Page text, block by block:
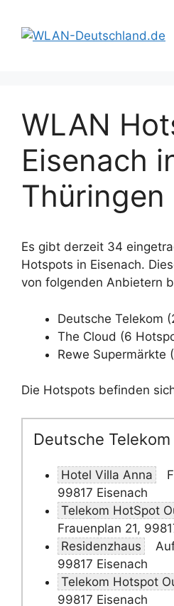
Inhalt
springen
WLAN
Eisenach
Thüringen
Es gibt derzeit 34
Hotspots in Eisenach.
von folgenden Anbietern
Deutsche Telekom
The Cloud (6
Rewe Supermärkte
Die Hotspots befinden
Deutsche Telekom
Hotel Villa Anna
99817 Eisenach
Telekom HotSpot
Frauenplan 21,
Residenzhaus
99817 Eisenach
Telekom Hotspot
99817 Eisenach